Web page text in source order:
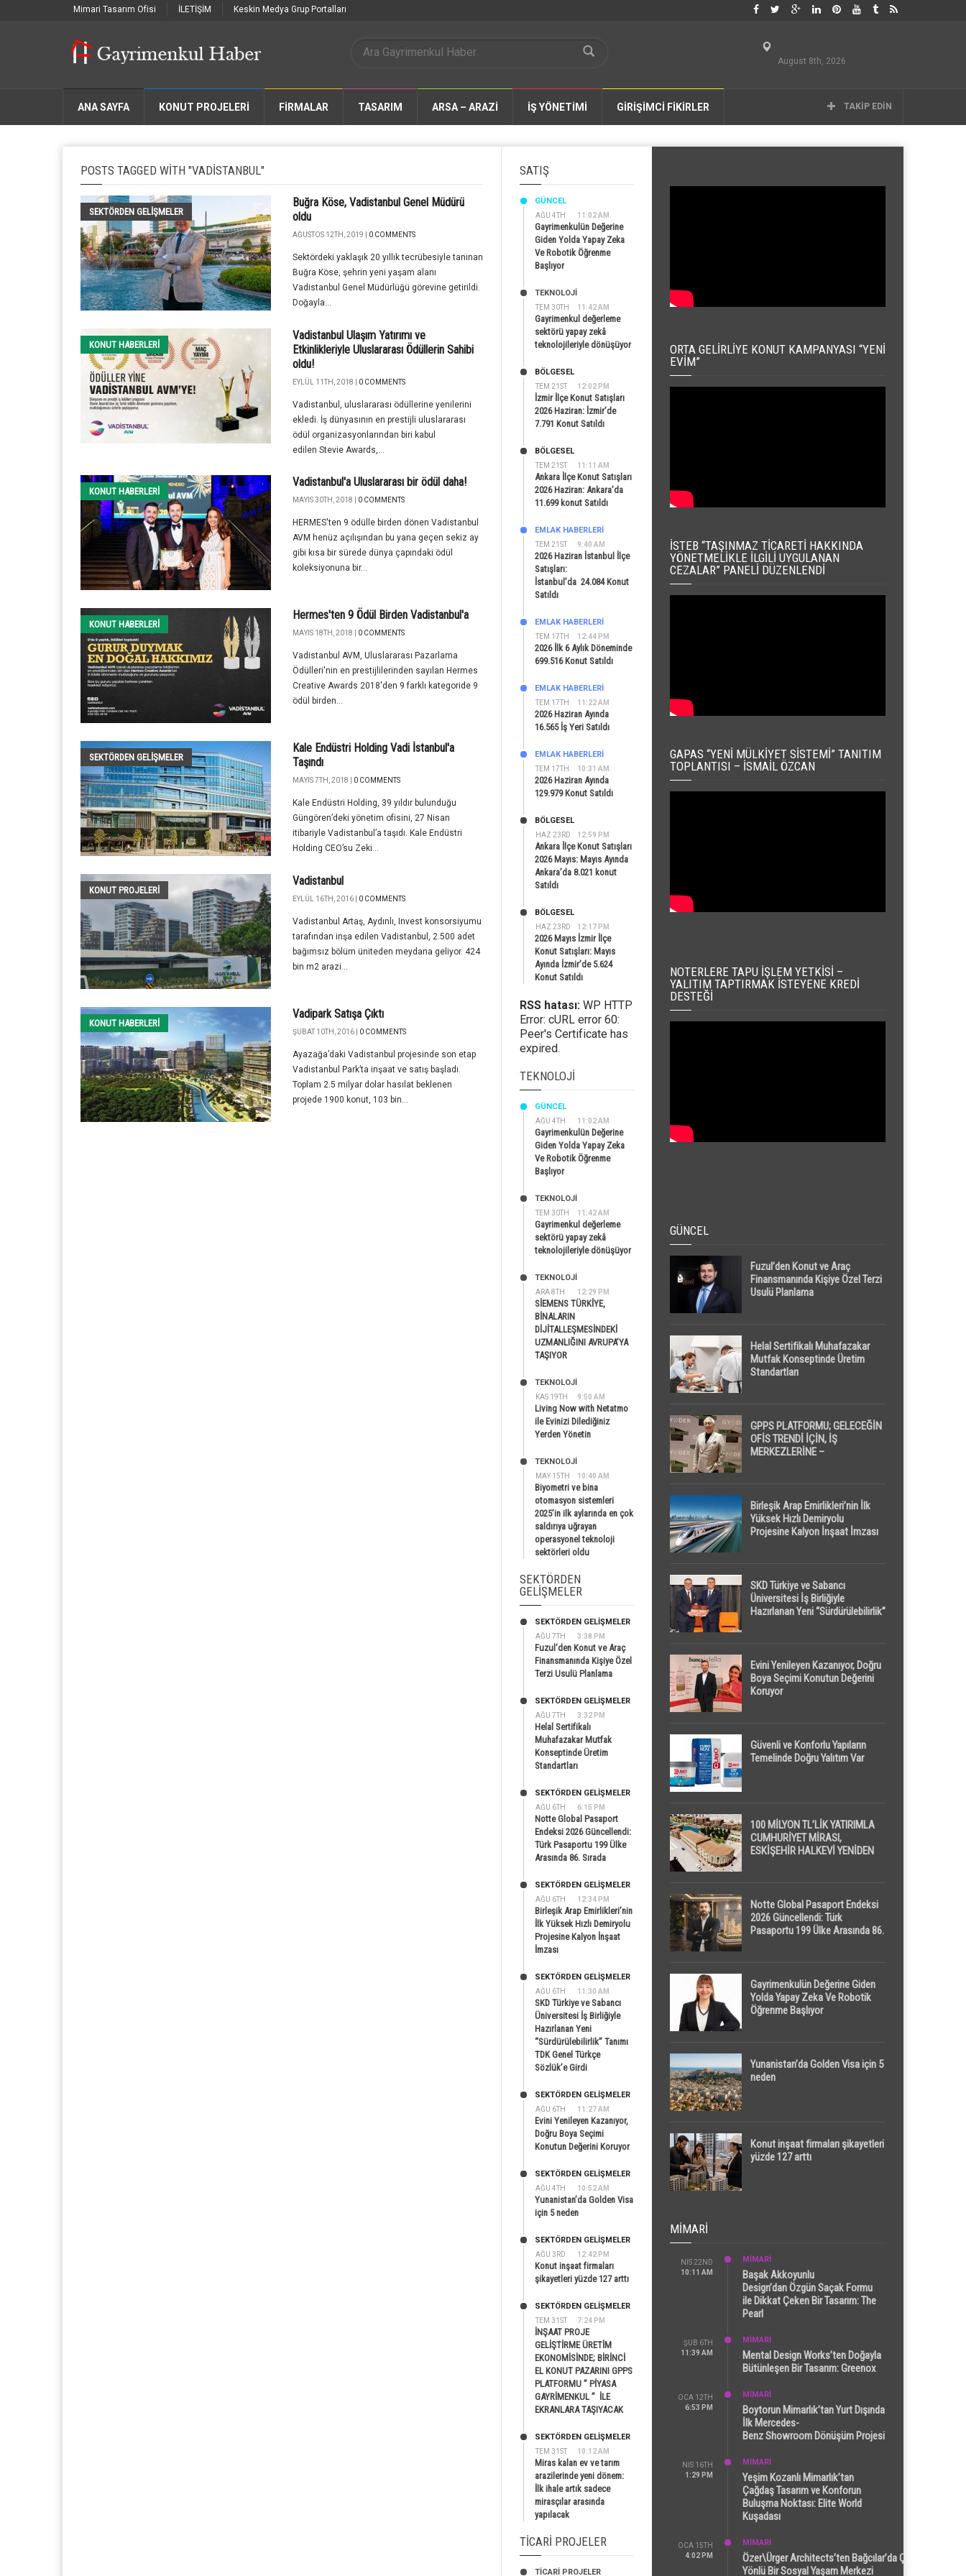
Mimari Tasarım Ofisi İLETİŞİM Keskin Medya Grup Portalları
August 8th, 2026
ANA SAYFA KONUT PROJELERİ FIRMALAR TASARIM ARSA – ARAZİ İŞ YÖNETİMİ GİRİŞİMCİ FİKİRLER TAKIP EDIN
POSTS TAGGED WITH "VADISTANBUL"
SEKTÖRDEN GELIŞMELER
Buğra Köse, Vadistanbul Genel Müdürü
oldu
AĞUSTOS 12TH, 2019 | 0 COMMENTS
Sektördeki yaklaşık 20 yıllık tecrübesiyle tanınan
Buğra Köse, şehrin yeni yaşam alanı
Vadistanbul Genel Müdürlüğü görevine getirildi.
Doğayla...
KONUT HABERLERI
Vadistanbul Ulaşım Yatırımı ve
Etkinlikleriyle Uluslararası Ödüllerin Sahibi
oldu!
EYLÜL 11TH, 2018 | 0 COMMENTS
Vadistanbul, uluslararası ödüllerine yenilerini
ekledi. İş dünyasının en prestijli uluslararası
ödül organizasyonlarından biri kabul
edilen Stevie Awards,...
KONUT HABERLERI
Vadistanbul'a Uluslararası bir ödül daha!
MAYIS 30TH, 2018 | 0 COMMENTS
HERMES'ten 9 ödülle birden dönen Vadistanbul
AVM henüz açılışından bu yana geçen sekiz ay
gibi kısa bir sürede dünya çapındaki ödül
koleksiyonuna bir...
KONUT HABERLERI
Hermes'ten 9 Ödül Birden Vadistanbul'a
MAYIS 18TH, 2018 | 0 COMMENTS
Vadistanbul AVM, Uluslararası Pazarlama
Ödülleri'nin en prestijlilerinden sayılan Hermes
Creative Awards 2018'den 9 farklı kategoride 9
ödül birden...
SEKTÖRDEN GELIŞMELER
Kale Endüstri Holding Vadi İstanbul'a
Taşındı
MAYIS 7TH, 2018 | 0 COMMENTS
Kale Endüstri Holding, 39 yıldır bulunduğu
Güngören’deki yönetim ofisini, 27 Nisan
itibariyle Vadistanbul’a taşıdı. Kale Endüstri
Holding CEO’su Zeki...
KONUT PROJELERI
Vadistanbul
EYLÜL 16TH, 2016 | 0 COMMENTS
Vadistanbul Artaş, Aydınlı, Invest konsorsiyumu
tarafından inşa edilen Vadistanbul, 2.500 adet
bağımsız bölüm üniteden meydana geliyor. 424
bin m2 arazi...
KONUT HABERLERI
Vadipark Satışa Çıktı
ŞUBAT 10TH, 2016 | 0 COMMENTS
Ayazağa’daki Vadistanbul projesinde son etap
Vadistanbul Park’ta inşaat ve satış başladı.
Toplam 2.5 milyar dolar hasılat beklenen
projede 1900 konut, 103 bin...
SATIŞ
AĞU 4TH 11:02 AM
GÜNCEL
Gayrimenkulün Değerine
Giden Yolda Yapay Zeka
Ve Robotik Öğrenme
Başlıyor
TEM 30TH 11:42 AM
TEKNOLOJİ
Gayrimenkul değerleme
sektörü yapay zekâ
teknolojileriyle dönüşüyor
TEM 21ST 12:02 PM
BÖLGESEL
İzmir İlçe Konut Satışları
2026 Haziran: İzmir’de
7.791 Konut Satıldı
TEM 21ST 11:11 AM
BÖLGESEL
Ankara İlçe Konut Satışları
2026 Haziran: Ankara’da
11.699 konut Satıldı
TEM 21ST 9:40 AM
EMLAK HABERLERI
2026 Haziran İstanbul İlçe
Satışları:
İstanbul’da 24.084 Konut
Satıldı
TEM 17TH 12:44 PM
EMLAK HABERLERI
2026 İlk 6 Aylık Döneminde
699.516 Konut Satıldı
TEM 17TH 11:22 AM
EMLAK HABERLERI
2026 Haziran Ayında
16.565 İş Yeri Satıldı
TEM 17TH 10:31 AM
EMLAK HABERLERI
2026 Haziran Ayında
129.979 Konut Satıldı
HAZ 23RD 12:59 PM
BÖLGESEL
Ankara İlçe Konut Satışları
2026 Mayıs: Mayıs Ayında
Ankara’da 8.021 konut
Satıldı
HAZ 23RD 12:17 PM
BÖLGESEL
2026 Mayıs İzmir İlçe
Konut Satışları: Mayıs
Ayında İzmir’de 5.624
Konut Satıldı
RSS hatası: WP HTTP
Error: cURL error 60:
Peer's Certificate has
expired.
TEKNOLOJI
AĞU 4TH 11:02 AM
GÜNCEL
Gayrimenkulün Değerine
Giden Yolda Yapay Zeka
Ve Robotik Öğrenme
Başlıyor
TEM 30TH 11:42 AM
TEKNOLOJİ
Gayrimenkul değerleme
sektörü yapay zekâ
teknolojileriyle dönüşüyor
ARA 8TH 12:29 PM
TEKNOLOJİ
SİEMENS TÜRKİYE,
BİNALARIN
DİJİTALLEŞMESİNDEKİ
UZMANLIĞINI AVRUPA’YA
TAŞIYOR
KAS 19TH 9:50 AM
TEKNOLOJİ
Living Now with Netatmo
ile Evinizi Dilediğiniz
Yerden Yönetin
MAY 15TH 10:40 AM
TEKNOLOJİ
Biyometri ve bina
otomasyon sistemleri
2025’in ilk aylarında en çok
saldırıya uğrayan
operasyonel teknoloji
sektörleri oldu
SEKTÖRDEN
GELIŞMELER
AĞU 7TH 3:38 PM
SEKTÖRDEN GELIŞMELER
Fuzul’den Konut ve Araç
Finansmanında Kişiye Özel
Terzi Usulü Planlama
AĞU 7TH 3:32 PM
SEKTÖRDEN GELIŞMELER
Helal Sertifikalı
Muhafazakar Mutfak
Konseptinde Üretim
Standartları
AĞU 6TH 6:15 PM
SEKTÖRDEN GELIŞMELER
Notte Global Pasaport
Endeksi 2026 Güncellendi:
Türk Pasaportu 199 Ülke
Arasında 86. Sırada
AĞU 6TH 12:34 PM
SEKTÖRDEN GELIŞMELER
Birleşik Arap Emirlikleri’nin
İlk Yüksek Hızlı Demiryolu
Projesine Kalyon İnşaat
İmzası
AĞU 6TH 11:30 AM
SEKTÖRDEN GELIŞMELER
SKD Türkiye ve Sabancı
Üniversitesi İş Birliğiyle
Hazırlanan Yeni
“Sürdürülebilirlik” Tanımı
TDK Genel Türkçe
Sözlük’e Girdi
AĞU 6TH 11:27 AM
SEKTÖRDEN GELIŞMELER
Evini Yenileyen Kazanıyor,
Doğru Boya Seçimi
Konutun Değerini Koruyor
AĞU 4TH 10:52 AM
SEKTÖRDEN GELIŞMELER
Yunanistan’da Golden Visa
için 5 neden
AĞU 3RD 12:42 PM
SEKTÖRDEN GELIŞMELER
Konut inşaat firmaları
şikayetleri yüzde 127 arttı
TEM 31ST 7:24 PM
SEKTÖRDEN GELIŞMELER
İNŞAAT PROJE
GELİŞTİRME ÜRETİM
EKONOMİSİNDE; BİRİNCİ
EL KONUT PAZARINI GPPS
PLATFORMU ” PİYASA
GAYRİMENKUL ” İLE
EKRANLARA TAŞIYACAK
TEM 31ST 10:12 AM
SEKTÖRDEN GELIŞMELER
Miras kalan ev ve tarım
arazilerinde yeni dönem:
İlk ihale artık sadece
mirasçılar arasında
yapılacak
TICARI PROJELER
TİCARİ PROJELER
ORTA GELIRLIYE KONUT KAMPANYASI “YENI
EVIM”
İSTEB “TAŞINMAZ TICARETI HAKKINDA
YÖNETMELIKLE İLGILI UYGULANAN
CEZALAR” PANELI DÜZENLENDI
GAPAS “YENI MÜLKIYET SISTEMI” TANITIM
TOPLANTISI – İSMAIL ÖZCAN
NOTERLERE TAPU İŞLEM YETKISI –
YALITIM TAPTIRMAK İSTEYENE KREDI
DESTEĞI
GÜNCEL
Fuzul’den Konut ve Araç
Finansmanında Kişiye Özel Terzi
Usulü Planlama
Helal Sertifikalı Muhafazakar
Mutfak Konseptinde Üretim
Standartları
GPPS PLATFORMU; GELECEĞİN
OFİS TRENDİ İÇİN, İŞ
MERKEZLERİNE –
Birleşik Arap Emirlikleri’nin İlk
Yüksek Hızlı Demiryolu
Projesine Kalyon İnşaat İmzası
SKD Türkiye ve Sabancı
Üniversitesi İş Birliğiyle
Hazırlanan Yeni “Sürdürülebilirlik”
Evini Yenileyen Kazanıyor, Doğru
Boya Seçimi Konutun Değerini
Koruyor
Güvenli ve Konforlu Yapıların
Temelinde Doğru Yalıtım Var
100 MİLYON TL’LİK YATIRIMLA
CUMHURİYET MİRASI,
ESKİŞEHİR HALKEVİ YENİDEN
Notte Global Pasaport Endeksi
2026 Güncellendi: Türk
Pasaportu 199 Ülke Arasında 86.
Gayrimenkulün Değerine Giden
Yolda Yapay Zeka Ve Robotik
Öğrenme Başlıyor
Yunanistan’da Golden Visa için 5
neden
Konut inşaat firmaları şikayetleri
yüzde 127 arttı
MIMARI
NIS 22ND
10:11 AM
MİMARİ
Başak Akkoyunlu
Design’dan Özgün Saçak Formu
ile Dikkat Çeken Bir Tasarım: The
Pearl
ŞUB 6TH
11:39 AM
MİMARİ
Mental Design Works’ten Doğayla
Bütünleşen Bir Tasarım: Greenox
OCA 12TH
6:53 PM
MİMARİ
Boytorun Mimarlık’tan Yurt Dışında
İlk Mercedes-
Benz Showroom Dönüşüm Projesi
NIS 16TH
1:29 PM
MİMARİ
Yeşim Kozanlı Mimarlık’tan
Çağdaş Tasarım ve Konforun
Buluşma Noktası: Elite World
Kuşadası
OCA 15TH
4:02 PM
MİMARİ
Özer\Ürger Architects’ten Bağcılar’da Çok
Yönlü Bir Sosyal Yaşam Merkezi